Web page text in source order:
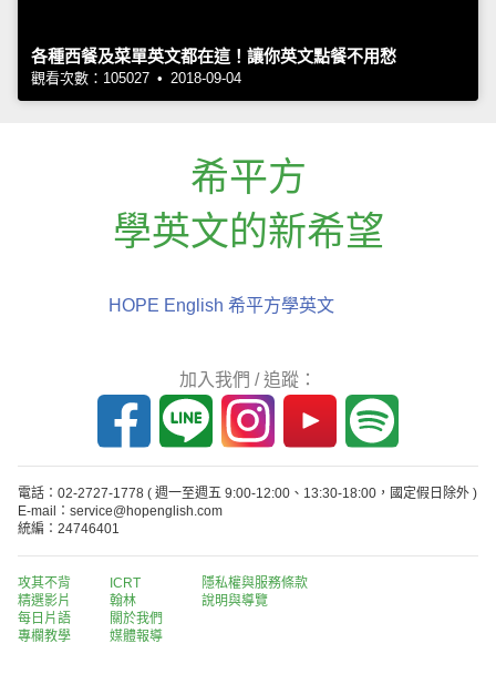
各種西餐及菜單英文都在這！讓你英文點餐不用愁
觀看次數：105027 • 2018-09-04
希平方
學英文的新希望
HOPE English 希平方學英文
加入我們 / 追蹤：
電話：02-2727-1778 ( 週一至週五 9:00-12:00、13:30-18:00，國定假日除外 )
E-mail：service@hopenglish.com
統編：24746401
攻其不背
精選影片
每日片語
專欄教學
ICRT
翰林
關於我們
媒體報導
隱私權與服務條款
說明與導覽